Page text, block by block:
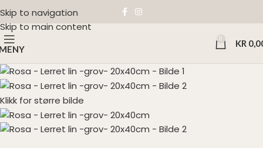
Skip to navigation
Skip to main content
0 KR
Klikk for større bilde